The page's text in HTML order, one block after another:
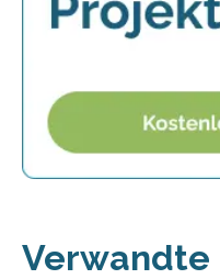
Verwandte